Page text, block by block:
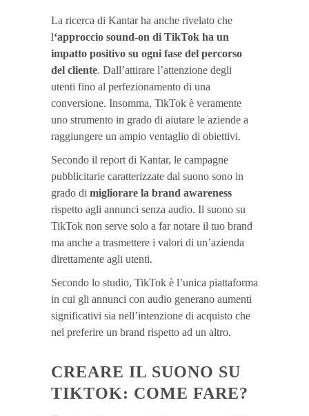
La ricerca di Kantar ha anche rivelato che
l‘approccio sound-on di TikTok ha un
impatto positivo su ogni fase del percorso
del cliente. Dall’attirare l’attenzione degli
utenti fino al perfezionamento di una
conversione. Insomma, TikTok è veramente
uno strumento in grado di aiutare le aziende a
raggiungere un ampio ventaglio di obiettivi.
Secondo il report di Kantar, le campagne
pubblicitarie caratterizzate dal suono sono in
grado di migliorare la brand awareness
rispetto agli annunci senza audio. Il suono su
TikTok non serve solo a far notare il tuo brand
ma anche a trasmettere i valori di un’azienda
direttamente agli utenti.
Secondo lo studio, TikTok è l’unica piattaforma
in cui gli annunci con audio generano aumenti
significativi sia nell’intenzione di acquisto che
nel preferire un brand rispetto ad un altro.
CREARE IL SUONO SU
TIKTOK: COME FARE?